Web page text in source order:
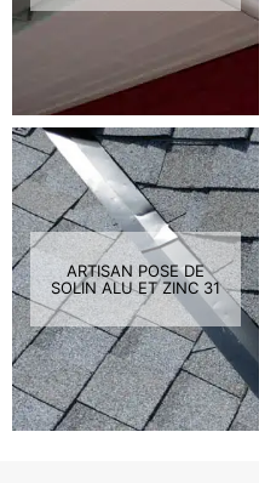
ARTISAN POSE DE
SOLIN ALU ET ZINC 31